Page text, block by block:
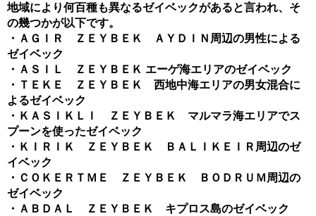
地域により何百種も異なるゼイベックがあると言われ、そ
の幾つかが以下です。
・ＡＧＩＲ ＺＥＹＢＥＫ ＡＹＤＩＮ周辺の男性による
ゼイベック
・ＡＳＩＬ ＺＥＹＢＥＫ エーゲ海エリアのゼイベック
・ＴＥＫＥ ＺＥＹＢＥＫ 西地中海エリアの男女混合に
よるゼイベック
・ＫＡＳＩＫＬＩ ＺＥＹＢＥＫ マルマラ海エリアでス
プーンを使ったゼイベック
・ＫＩＲＩＫ ＺＥＹＢＥＫ ＢＡＬＩＫＥＩＲ周辺のゼ
イベック
・ＣＯＫＥＲＴＭＥ ＺＥＹＢＥＫ ＢＯＤＲＵＭ周辺の
ゼイベック
・ＡＢＤＡＬ ＺＥＹＢＥＫ キプロス島のゼイベック